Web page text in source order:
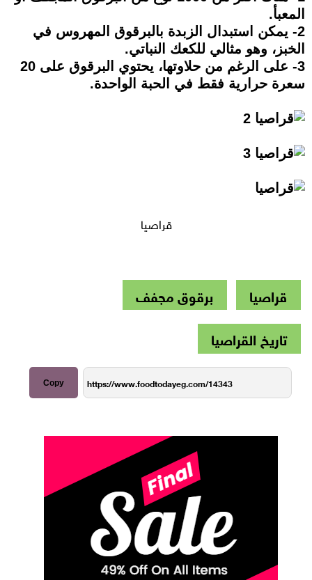
المعبأ.
2- يمكن استبدال الزبدة بالبرقوق المهروس في
الخبز، وهو مثالي للكعك النباتي.
3- على الرغم من حلاوتها، يحتوي البرقوق على 20
سعرة حرارية فقط في الحبة الواحدة.
قراصيا
قراصيا
برقوق مجفف
تاريخ القراصيا
Copy